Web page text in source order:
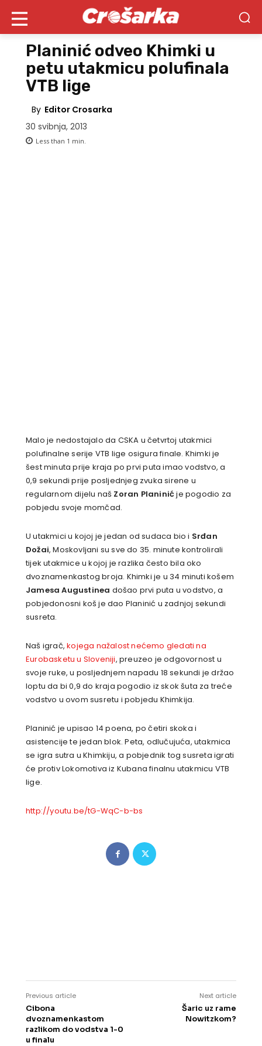
Planinić odveo Khimki u
petu utakmicu polufinala
VTB lige
By Editor Crosarka
30 svibnja, 2013
Less than 1 min.
Malo je nedostajalo da CSKA u četvrtoj utakmici
polufinalne serije VTB lige osigura finale. Khimki je
šest minuta prije kraja po prvi puta imao vodstvo, a
0,9 sekundi prije posljednjeg zvuka sirene u
regularnom dijelu naš Zoran Planinićje pogodio za
pobjedu svoje momčad.
U utakmici u kojoj je jedan od sudaca bio i Srđan
Dožai, Moskovljani su sve do 35. minute kontrolirali
tijek utakmice u kojoj je razlika često bila oko
dvoznamenkastog broja. Khimki je u 34 minuti košem
Jamesa Augustinea došao prvi puta u vodstvo, a
pobjedonosni koš je dao Planinić u zadnjoj sekundi
susreta.
Naš igrač,kojega nažalost nećemo gledati na
Eurobasketu u Sloveniji, preuzeo je odgovornost u
svoje ruke, u posljednjem napadu 18 sekundi je držao
loptu da bi 0,9 do kraja pogodio iz skok šuta za treće
vodstvo u ovom susretu i pobjedu Khimkija.
Planinić je upisao 14 poena, po četiri skoka i
asistencije te jedan blok. Peta, odlučujuća, utakmica
se igra sutra u Khimkiju, a pobjednik tog susreta igrati
će protiv Lokomotiva iz Kubana finalnu utakmicu VTB
lige.
http://youtu.be/tG-WqC-b-bs
Previous article
Cibona
dvoznamenkastom
razlikom do vodstva 1-0
u finalu
Next article
Šaric uz rame
Nowitzkom?